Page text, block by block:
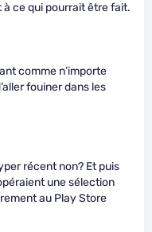
ce qui pourrait être fait.
comme n’importe
fouiner dans les
récent non? Et puis
une sélection
au Play Store